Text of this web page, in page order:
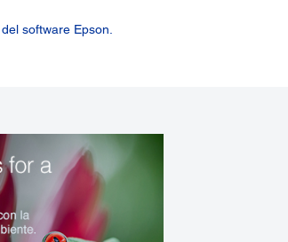
software Epson.